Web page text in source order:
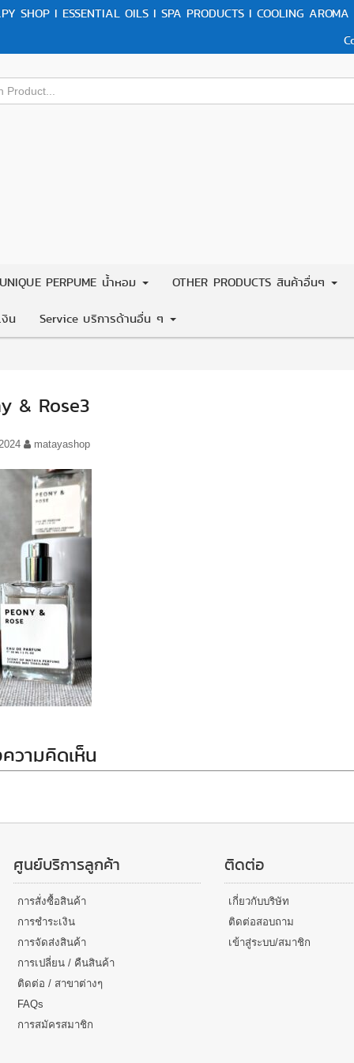
SHOP I ESSENTIAL OILS I SPA PRODUCTS I COOLING AROMA
UNIQUE PERPUME น้ำหอม OTHER PRODUCTS สินค้าอื่นๆ
น Service บริการด้านอื่น ๆ
& Rose3
matayashop
วามคิดเห็น
ศูนย์บริการลูกค้า
การสั่งซื้อสินค้า
การชำระเงิน
การจัดส่งสินค้า
การเปลี่ยน / คืนสินค้า
ติดต่อ / สาขาต่างๆ
FAQs
การสมัครสมาชิก
ติดต่อ
เกี่ยวกับบริษัท
ติดต่อสอบถาม
เข้าสู่ระบบ/สมาชิก